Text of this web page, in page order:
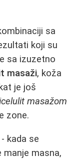
sa
koji su
sa izuzetno
masaži, koža
je još
masažom
zone.
- kada se
manje masna,